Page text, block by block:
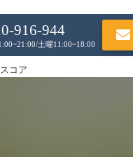
916-944
土曜11:00~18:00
コア